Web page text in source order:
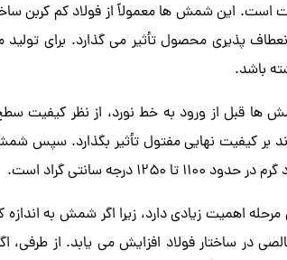
است. این شمش ها معمولاً از فولاد کم کربن
پذیری محصول تأثیر می گذارد. برای
باشد.
ها قبل از ورود به خط نورد، از نظر کیفیت
بر کیفیت نهایی مفتول تأثیر بگذارد. سپس
حدود ۱۱۰۰ تا ۱۲۵۰ درجه سانتی گراد است.
مرحله اهمیت زیادی دارد، زیرا اگر شمش به
در ساختار فولاد افزایش می یابد. از